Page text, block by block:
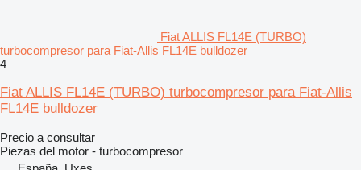
Fiat ALLIS FL14E (TURBO)
turbocompresor para Fiat-Allis FL14E bulldozer
4
Fiat ALLIS FL14E (TURBO) turbocompresor para Fiat-Allis
FL14E bulldozer
Precio a consultar
Piezas del motor - turbocompresor